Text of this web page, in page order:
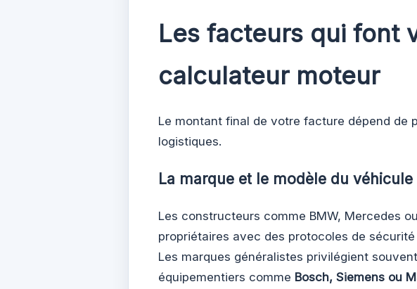
Les facteurs qui font
calculateur moteur
Le montant final de votre facture dépend de
logistiques.
La marque et le modèle du véhicule
Les constructeurs comme BMW, Mercedes
propriétaires avec des protocoles de
Les marques généralistes privilégient
équipementiers comme Bosch, Siemens ou